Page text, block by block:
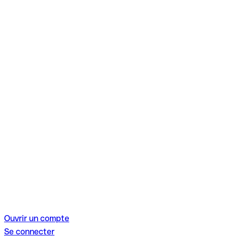
Ouvrir un compte
Se connecter